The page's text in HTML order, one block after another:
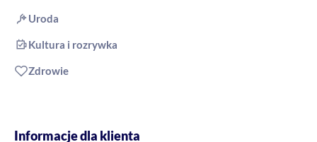
Uroda
Kultura i rozrywka
Zdrowie
Informacje dla klienta